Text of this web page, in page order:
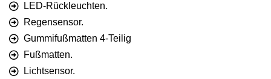
LED-Rückleuchten.
Regensensor.
Gummifußmatten 4-Teilig
Fußmatten.
Lichtsensor.